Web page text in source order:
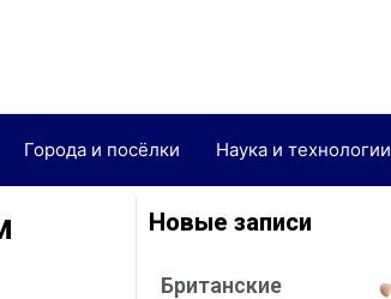
Города и посёлки Наука и технологии
Новые записи
Британские